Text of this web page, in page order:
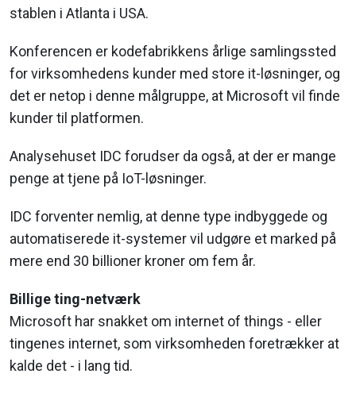
stablen i Atlanta i USA.
Konferencen er kodefabrikkens årlige samlingssted
for virksomhedens kunder med store it-løsninger, og
det er netop i denne målgruppe, at Microsoft vil finde
kunder til platformen.
Analysehuset IDC forudser da også, at der er mange
penge at tjene på IoT-løsninger.
IDC forventer nemlig, at denne type indbyggede og
automatiserede it-systemer vil udgøre et marked på
mere end 30 billioner kroner om fem år.
Billige ting-netværk
Microsoft har snakket om internet of things - eller
tingenes internet, som virksomheden foretrækker at
kalde det - i lang tid.